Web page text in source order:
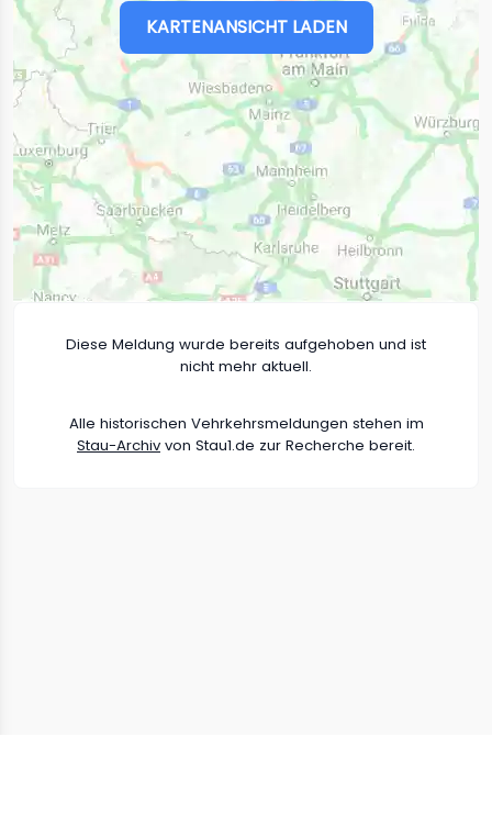
KARTENANSICHT LADEN
Diese Meldung wurde bereits aufgehoben und ist
nicht mehr aktuell.
Alle historischen Vehrkehrsmeldungen stehen im
Stau-Archiv von Stau1.de zur Recherche bereit.